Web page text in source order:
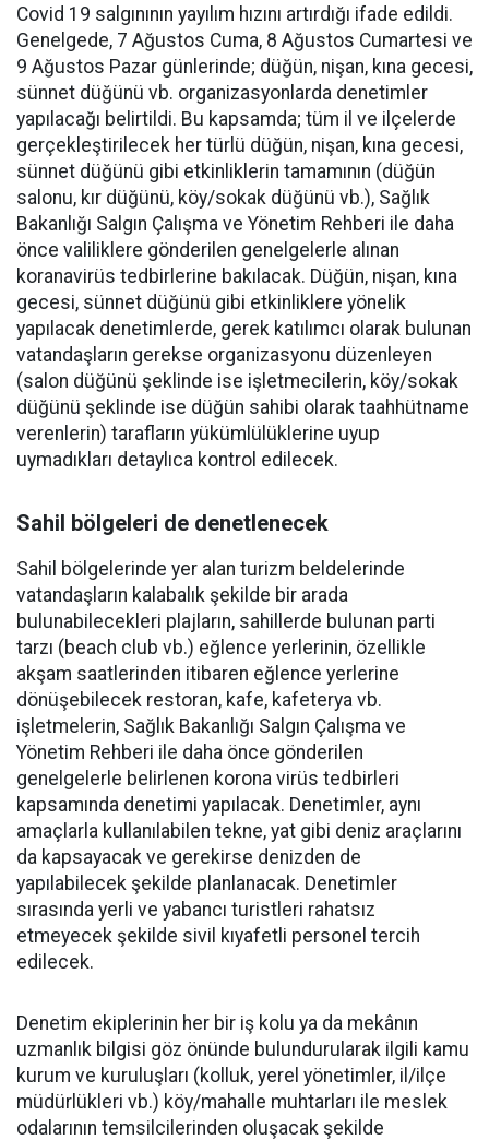
Covid 19 salgınının yayılım hızını artırdığı ifade edildi.
Genelgede, 7 Ağustos Cuma, 8 Ağustos Cumartesi ve
9 Ağustos Pazar günlerinde; düğün, nişan, kına gecesi,
sünnet düğünü vb. organizasyonlarda denetimler
yapılacağı belirtildi. Bu kapsamda; tüm il ve ilçelerde
gerçekleştirilecek her türlü düğün, nişan, kına gecesi,
sünnet düğünü gibi etkinliklerin tamamının (düğün
salonu, kır düğünü, köy/sokak düğünü vb.), Sağlık
Bakanlığı Salgın Çalışma ve Yönetim Rehberi ile daha
önce valiliklere gönderilen genelgelerle alınan
koranavirüs tedbirlerine bakılacak. Düğün, nişan, kına
gecesi, sünnet düğünü gibi etkinliklere yönelik
yapılacak denetimlerde, gerek katılımcı olarak bulunan
vatandaşların gerekse organizasyonu düzenleyen
(salon düğünü şeklinde ise işletmecilerin, köy/sokak
düğünü şeklinde ise düğün sahibi olarak taahhütname
verenlerin) tarafların yükümlülüklerine uyup
uymadıkları detaylıca kontrol edilecek.
Sahil bölgeleri de denetlenecek
Sahil bölgelerinde yer alan turizm beldelerinde
vatandaşların kalabalık şekilde bir arada
bulunabilecekleri plajların, sahillerde bulunan parti
tarzı (beach club vb.) eğlence yerlerinin, özellikle
akşam saatlerinden itibaren eğlence yerlerine
dönüşebilecek restoran, kafe, kafeterya vb.
işletmelerin, Sağlık Bakanlığı Salgın Çalışma ve
Yönetim Rehberi ile daha önce gönderilen
genelgelerle belirlenen korona virüs tedbirleri
kapsamında denetimi yapılacak. Denetimler, aynı
amaçlarla kullanılabilen tekne, yat gibi deniz araçlarını
da kapsayacak ve gerekirse denizden de
yapılabilecek şekilde planlanacak. Denetimler
sırasında yerli ve yabancı turistleri rahatsız
etmeyecek şekilde sivil kıyafetli personel tercih
edilecek.
Denetim ekiplerinin her bir iş kolu ya da mekânın
uzmanlık bilgisi göz önünde bulundurularak ilgili kamu
kurum ve kuruluşları (kolluk, yerel yönetimler, il/ilçe
müdürlükleri vb.) köy/mahalle muhtarları ile meslek
odalarının temsilcilerinden oluşacak şekilde